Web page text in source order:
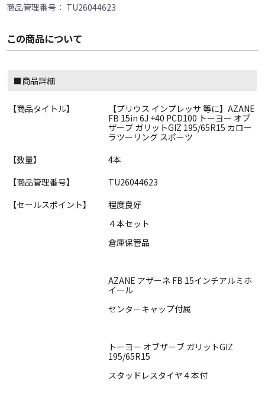
商品管理番号： TU26044623
この商品について
■商品詳細
【商品タイトル】
【プリウス インプレッサ 等に】AZANE
FB 15in 6J +40 PCD100 トーヨー オブ
ザーブ ガリットGIZ 195/65R15 カロー
ラツーリング スポーツ
【数量】
4本
【商品管理番号】
TU26044623
【セールスポイント】
程度良好
４本セット
倉庫保管品
AZANE アザーネ FB 15インチアルミホ
イール
センターキャップ付属
トーヨー オブザーブ ガリットGIZ
195/65R15
スタッドレスタイヤ４本付